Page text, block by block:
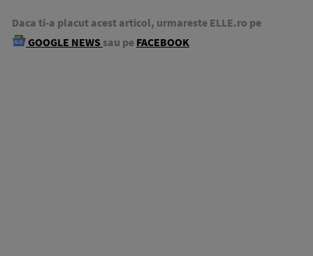
Daca ti-a placut acest articol, urmareste ELLE.ro pe
GOOGLE NEWS sau pe FACEBOOK